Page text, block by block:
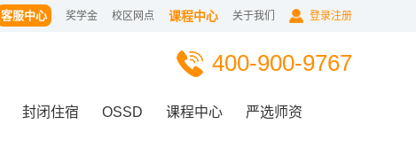
登录注册
关于我们
课程中心
校区网点
奖学金
客服中心
400-900-9767
封闭住宿 OSSD 课程中心 严选师资